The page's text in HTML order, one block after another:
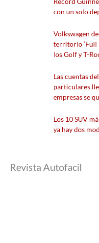
con un solo
Volkswagen
territorio ‘Full
los Golf y T-
Las cuentas
particulares
empresas se
Los 10 SUV
ya hay dos
Revista Autofacil